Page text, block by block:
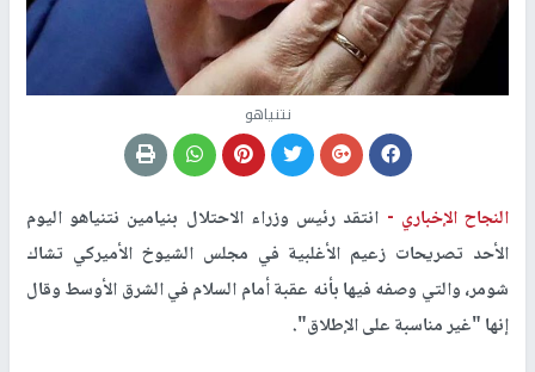
نتنياهو
النجاح الإخباري - انتقد رئيس وزراء الاحتلال بنيامين نتنياهو اليوم
الأحد تصريحات زعيم الأغلبية في مجلس الشيوخ الأميركي تشاك
شومر، والتي وصفه فيها بأنه عقبة أمام السلام في الشرق الأوسط وقال
إنها "غير مناسبة على الإطلاق".